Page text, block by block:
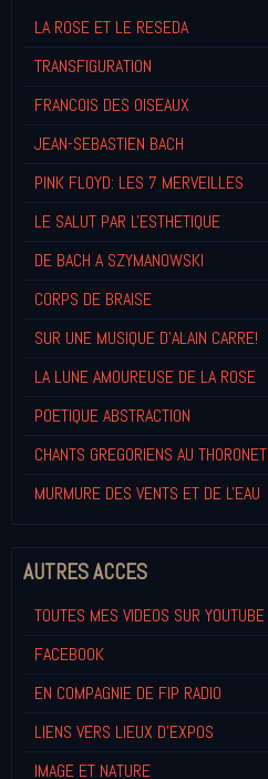
LA ROSE ET LE RESEDA
TRANSFIGURATION
FRANCOIS DES OISEAUX
JEAN-SEBASTIEN BACH
PINK FLOYD: LES 7 MERVEILLES
LE SALUT PAR L'ESTHETIQUE
DE BACH A SZYMANOWSKI
CORPS DE BRAISE
SUR UNE MUSIQUE D'ALAIN CARRE!
LA LUNE AMOUREUSE DE LA ROSE
POETIQUE ABSTRACTION
CHANTS GREGORIENS AU THORONET
MURMURE DES VENTS ET DE L'EAU
AUTRES ACCES
TOUTES MES VIDEOS SUR YOUTUBE
FACEBOOK
EN COMPAGNIE DE FIP RADIO
LIENS VERS LIEUX D'EXPOS
IMAGE ET NATURE